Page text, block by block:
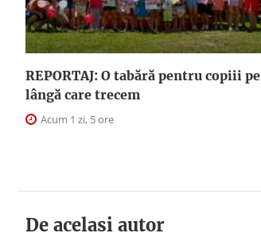
REPORTAJ: O tabără pentru copiii pe
lângă care trecem
Acum 1 zi, 5 ore
De acelasi autor